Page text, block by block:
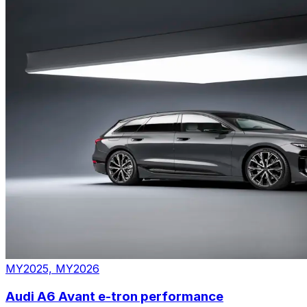
MY2025, MY2026
Audi A6 Avant e-tron performance